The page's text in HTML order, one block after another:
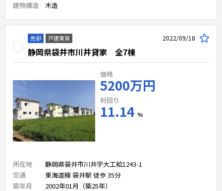
建物構造 木造
売却 戸建賃貸
静岡県袋井市川井貸家 全7棟
2022/09/18
価格
5200万円
利回り
11.14 %
所在地
静岡県袋井市川井字大工給1243-1
交通
東海道線 袋井駅 徒歩 35分
築年月
2002年01月（築25年）